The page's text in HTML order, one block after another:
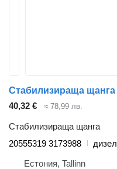
40,32 € ≈ 78,99 лв.
Стабилизираща щанга
20555319 3173988
дизел
Естония, Tallinn